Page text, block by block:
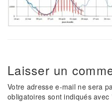
Laisser un
Votre adresse e-mail ne sera
obligatoires sont indiqués avec